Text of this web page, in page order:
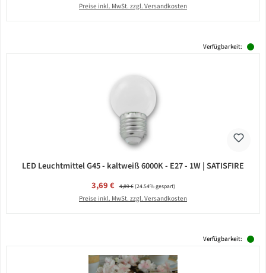
Preise inkl. MwSt. zzgl. Versandkosten
Verfügbarkeit:
LED Leuchtmittel G45 - kaltweiß 6000K - E27 - 1W | SATISFIRE
Verkaufspreis:
3,69 € Regulärer Preis:
4,89 €(24.54% gespart)
Preise inkl. MwSt. zzgl. Versandkosten
Verfügbarkeit: